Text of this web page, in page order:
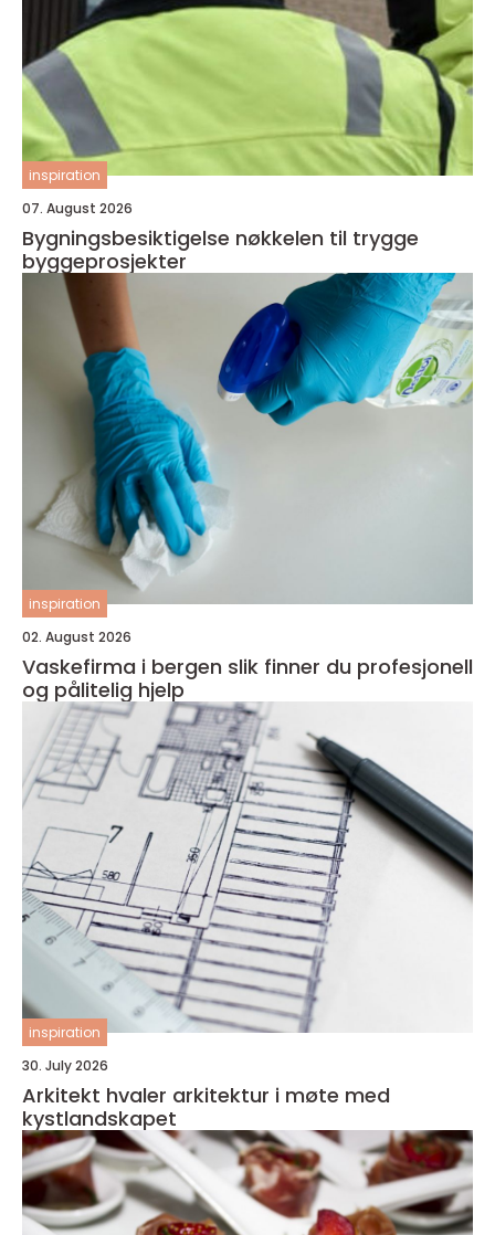
inspiration
07. August 2026
Bygningsbesiktigelse nøkkelen til trygge
byggeprosjekter
inspiration
02. August 2026
Vaskefirma i bergen slik finner du profesjonell
og pålitelig hjelp
inspiration
30. July 2026
Arkitekt hvaler arkitektur i møte med
kystlandskapet